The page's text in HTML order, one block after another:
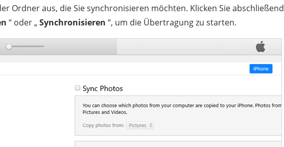
Ordner aus, die Sie synchronisieren möchten. Klicken Sie abschließend
“ oder „Synchronisieren “, um die Übertragung zu starten.